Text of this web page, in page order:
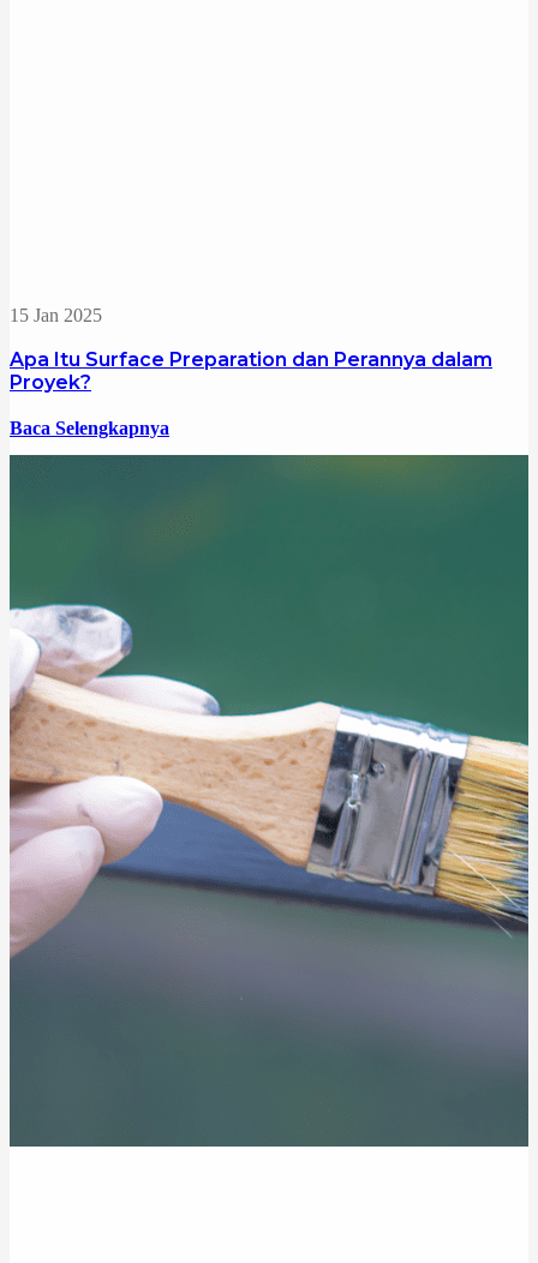
15 Jan 2025
Apa Itu Surface Preparation dan Perannya dalam
Proyek?
Baca Selengkapnya